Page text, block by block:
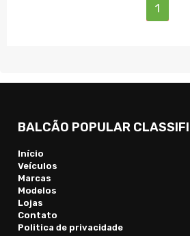
1
BALCÃO POPULAR
Início
Veículos
Marcas
Modelos
Lojas
Contato
Politica de privacidade